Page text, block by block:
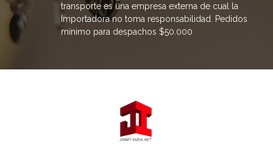
transporte es una empresa externa de cual la
Importadora no toma responsabilidad. Pedidos
mínimo para despachos $50.000